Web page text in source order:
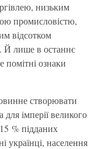
низьким
промисловістю,
відсотком
Й лише в останнє
помітні ознаки
створювати
імперії великого
% підданих
українці, населення